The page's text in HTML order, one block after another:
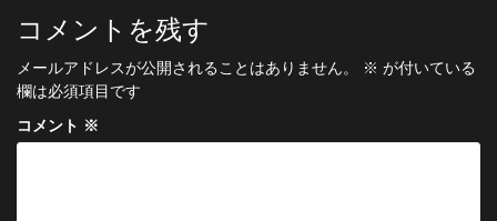
ビ
ゲ
ー
シ
コメントを残す
メールアドレスが公開されることはありません。 ※ が付いている
欄は必須項目です
コメント ※